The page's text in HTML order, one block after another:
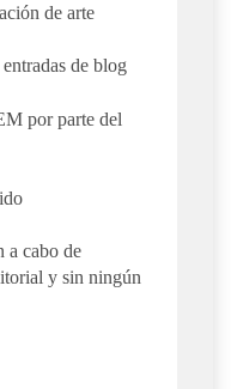
de arte
de blog
por parte del
a cabo de
y sin ningún